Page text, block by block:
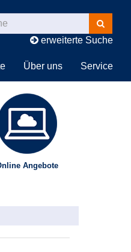
Kurse
suchen
erweiterte Suche
Über uns Service
Angebote